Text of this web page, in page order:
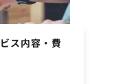
ス内容・費